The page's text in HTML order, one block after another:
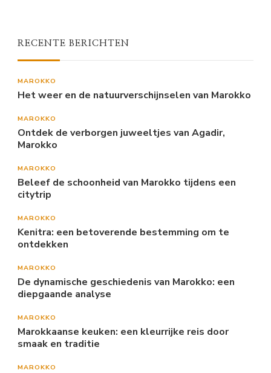
RECENTE BERICHTEN
MAROKKO
Het weer en de natuurverschijnselen van Marokko
MAROKKO
Ontdek de verborgen juweeltjes van Agadir,
Marokko
MAROKKO
Beleef de schoonheid van Marokko tijdens een
citytrip
MAROKKO
Kenitra: een betoverende bestemming om te
ontdekken
MAROKKO
De dynamische geschiedenis van Marokko: een
diepgaande analyse
MAROKKO
Marokkaanse keuken: een kleurrijke reis door
smaak en traditie
MAROKKO